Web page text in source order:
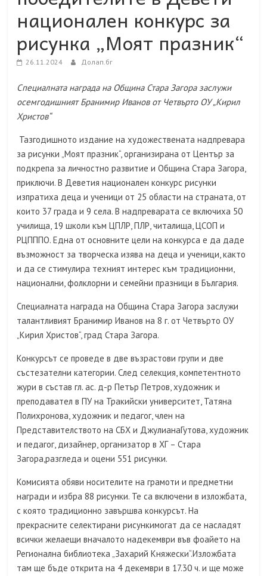
националeн конкурс за
рисунка „Моят празник“
26.11.2024 Долап.бг
Специалната награда на Община Стара Загора заслужи
осемгодишният Бранимир Иванов от Четвърто ОУ „Кирил
Христов“
Тазгодишното издание на художествената надпревара
за рисунки „Моят празник“, организирана от Център за
подкрепа за личностно развитие и Община Стара Загора,
приключи. В Деветия националeн конкурс рисунки
изпратиха деца и ученици от 25 области на страната, от
които 37 града и 9 села. В надпреварата се включиха 50
училища, 19 школи към ЦПЛР, ПЛР, читалища, ЦСОП и
РЦПППО. Една от основните цели на конкурса е да даде
възможност за творческа изява на деца и ученици, както
и да се стимулира техният интерес към традиционни,
национални, фолклорни и семейни празници в България.
Специалната награда на Община Стара Загора заслужи
талантливият Бранимир Иванов на 8 г. от Четвърто ОУ
„Кирил Христов“, град Стара Загора.
Конкурсът се проведе в две възрастови групи и две
състезателни категории. След селекция, компетентното
жури в състав гл. ас. д-р Петър Петров, художник и
преподавател в ПУ на Тракийски университет, Татяна
Полихронова, художник и педагог, член на
Представителството на СБХ и ДжулианаГутова, художник
и педагог, дизайнер, организатор в ХГ – Стара
Загора,разгледа и оцени 551 рисунки.
Комисията обяви носителите на грамоти и предметни
награди и избра 88 рисунки. Те са включени в изложбата,
с която традиционно завършва конкурсът. На
прекрасните селектирани рисункимогат да се насладят
всички желаещи вначалото надекември във фоайето на
Регионална библиотека „Захарий Княжески“.Изложбата
там ще бъде открита на 4 декември в 17.30 ч. и ще може